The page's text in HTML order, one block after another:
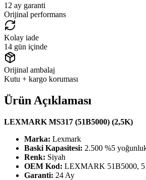
12 ay garanti
Orijinal performans
Kolay iade
14 gün içinde
Orijinal ambalaj
Kutu + kargo koruması
Ürün Açıklaması
LEXMARK MS317 (51B5000) (2,5K)
Marka: Lexmark
Baski Kapasitesi: 2.500 %5
Renk: Siyah
OEM Kod: LEXMARK 51B5000,
Garanti: 24 Ay